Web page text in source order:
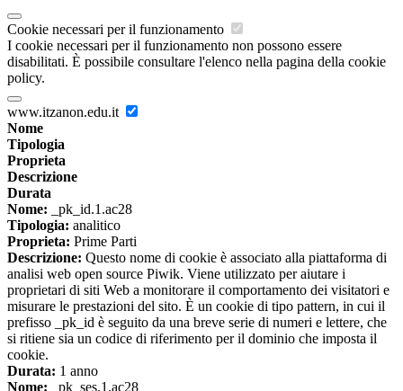
Cookie necessari per il funzionamento
I cookie necessari per il funzionamento non possono essere
disabilitati. È possibile consultare l'elenco nella pagina della cookie
policy.
www.itzanon.edu.it
Nome
Tipologia
Proprieta
Descrizione
Durata
Nome: _pk_id.1.ac28
Tipologia: analitico
Proprieta: Prime Parti
Descrizione: Questo nome di cookie è associato alla piattaforma di
analisi web open source Piwik. Viene utilizzato per aiutare i
proprietari di siti Web a monitorare il comportamento dei visitatori e
misurare le prestazioni del sito. È un cookie di tipo pattern, in cui il
prefisso _pk_id è seguito da una breve serie di numeri e lettere, che
si ritiene sia un codice di riferimento per il dominio che imposta il
cookie.
Durata: 1 anno
Nome: _pk_ses.1.ac28